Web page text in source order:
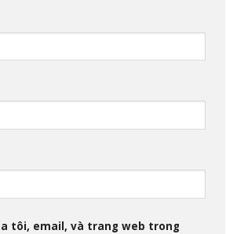
tôi, email, và trang web trong